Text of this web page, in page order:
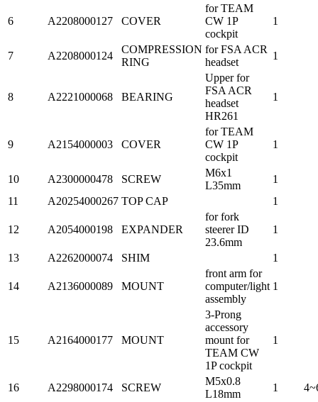
6 A2208000127 COVER
for TEAM
CW 1P
cockpit
1
7 A2208000124
COMPRESSION
RING
for FSA ACR
headset
1
8 A2221000068 BEARING
Upper for
FSA ACR
headset
HR261
1
9 A2154000003 COVER
for TEAM
CW 1P
cockpit
1
10 A2300000478 SCREW
M6x1
L35mm
1
11
A20254000267 TOP CAP 1
12 A2054000198 EXPANDER
for fork
steerer ID
23.6mm
1
13 A2262000074 SHIM 1
14 A2136000089 MOUNT
front arm for
computer/light
assembly
1
15 A2164000177 MOUNT
3-Prong
accessory
mount for
TEAM CW
1P cockpit
1
16 A2298000174 SCREW
M5x0.8
L18mm
1